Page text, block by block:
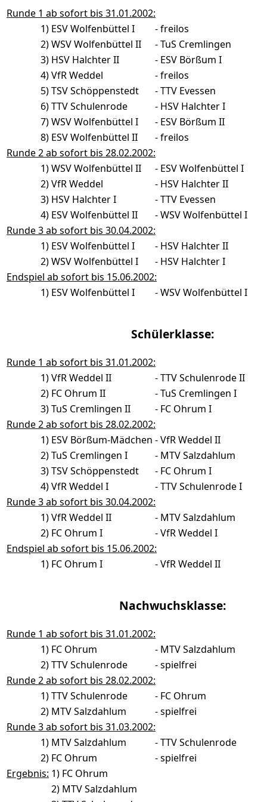
Runde 1 ab sofort bis 31.01.2002:
1) ESV Wolfenbüttel I -freilos
2)WSV Wolfenbüttel II -TuS Cremlingen
3) HSV Halchter II - ESV Börßum I
4)VfR Weddel -freilos
5)TSV Schöppenstedt -TTV Evessen
6)TTV Schulenrode - HSV Halchter I
7)WSV Wolfenbüttel I - ESV Börßum II
8) ESV Wolfenbüttel II -freilos
Runde 2 ab sofort bis 28.02.2002:
1)WSV Wolfenbüttel II - ESV Wolfenbüttel I
2)VfR Weddel - HSV Halchter II
3) HSV Halchter I -TTV Evessen
4) ESV Wolfenbüttel II -WSV Wolfenbüttel I
Runde 3 ab sofort bis 30.04.2002:
1) ESV Wolfenbüttel I - HSV Halchter II
2)WSV Wolfenbüttel I - HSV Halchter I
Endspiel ab sofort bis 15.06.2002:
1) ESV Wolfenbüttel I -WSV Wolfenbüttel I
Schülerklasse:
Runde 1 ab sofort bis 31.01.2002:
1)VfR Weddel II -TTV Schulenrode II
2) FC Ohrum II -TuS Cremlingen I
3)TuS Cremlingen II - FC Ohrum I
Runde 2 ab sofort bis 28.02.2002:
1) ESV Börßum-Mädchen -VfR Weddel II
2)TuS Cremlingen I - MTV Salzdahlum
3)TSV Schöppenstedt - FC Ohrum I
4)VfR Weddel I -TTV Schulenrode I
Runde 3 ab sofort bis 30.04.2002:
1)VfR Weddel II - MTV Salzdahlum
2) FC Ohrum I -VfR Weddel I
Endspiel ab sofort bis 15.06.2002:
1) FC Ohrum I -VfR Weddel II
Nachwuchsklasse:
Runde 1 ab sofort bis 31.01.2002:
1) FC Ohrum - MTV Salzdahlum
2)TTV Schulenrode -spielfrei
Runde 2 ab sofort bis 28.02.2002:
1)TTV Schulenrode - FC Ohrum
2) MTV Salzdahlum -spielfrei
Runde 3 ab sofort bis 31.03.2002:
1) MTV Salzdahlum -TTV Schulenrode
2) FC Ohrum -spielfrei
Ergebnis: 1) FC Ohrum
2) MTV Salzdahlum